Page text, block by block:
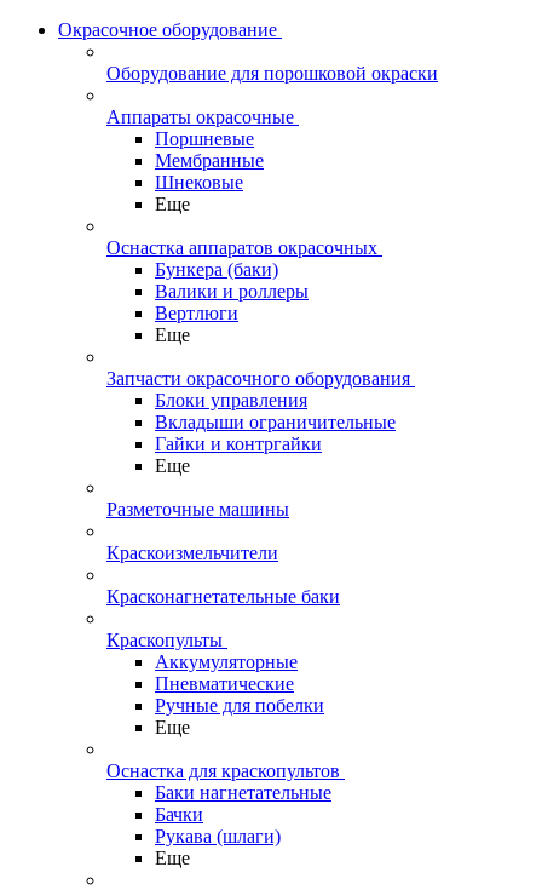
Окрасочное оборудование
Оборудование для порошковой окраски
Аппараты окрасочные
Поршневые
Мембранные
Шнековые
Еще
Оснастка аппаратов окрасочных
Бункера (баки)
Валики и роллеры
Вертлюги
Еще
Запчасти окрасочного оборудования
Блоки управления
Вкладыши ограничительные
Гайки и контргайки
Еще
Разметочные машины
Краскоизмельчители
Красконагнетательные баки
Краскопульты
Аккумуляторные
Пневматические
Ручные для побелки
Еще
Оснастка для краскопультов
Баки нагнетательные
Бачки
Рукава (шлаги)
Еще